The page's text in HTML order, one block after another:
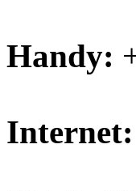
Handy:
Internet: